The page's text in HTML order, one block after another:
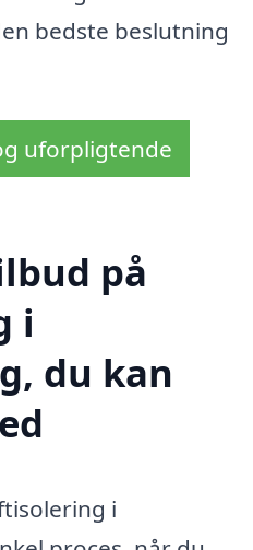
bedste beslutning
uforpligtende
på
i
du kan
i